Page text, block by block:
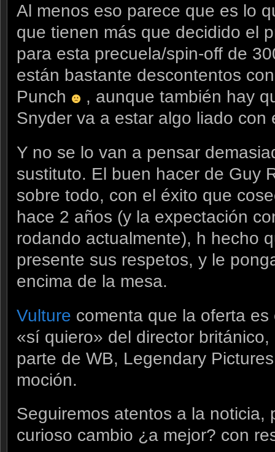
Al menos eso parece que es lo
que tienen más que decidido el
para esta precuela/spin-off de
están bastante descontentos
Punch
, aunque también hay
Snyder va a estar algo liado con
Y no se lo van a pensar
sustituto. El buen hacer de Guy
sobre todo, con el éxito que
hace 2 años (y la expectación
rodando actualmente), h hecho
presente sus respetos, y le
encima de la mesa.
Vulture comenta que la oferta
«sí quiero» del director
parte de WB, Legendary
moción.
Seguiremos atentos a la noticia,
curioso cambio ¿a mejor? con